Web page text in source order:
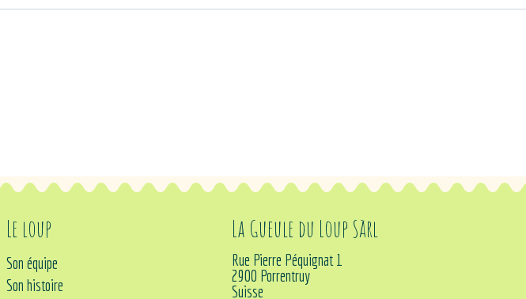
Le loup
Son équipe
Son histoire
La Gueule du Loup Sàrl
Rue Pierre Péquignat 1
2900 Porrentruy
Suisse